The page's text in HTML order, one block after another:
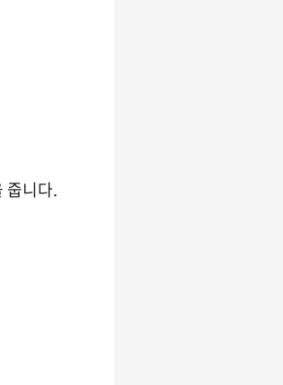
니다.